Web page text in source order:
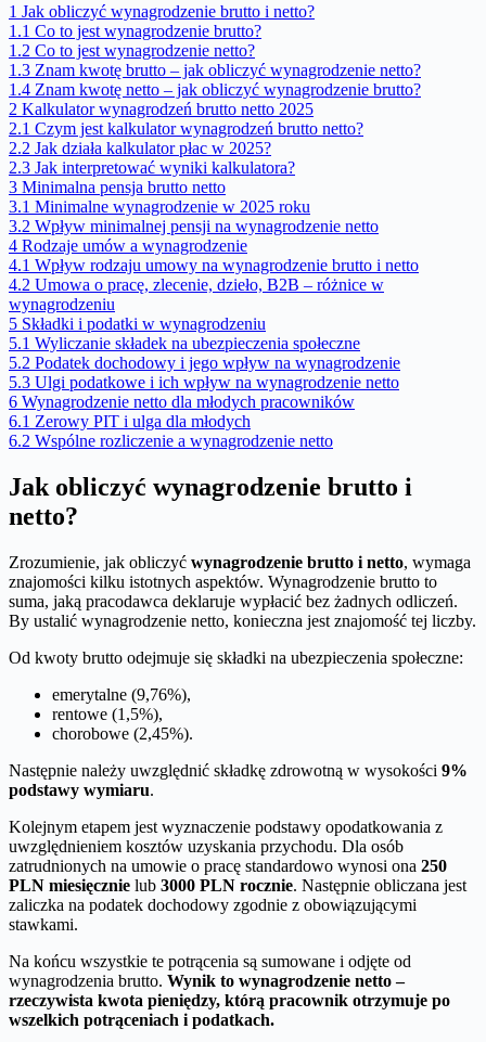
1 Jak obliczyć wynagrodzenie brutto i netto?
1.1 Co to jest wynagrodzenie brutto?
1.2 Co to jest wynagrodzenie netto?
1.3 Znam kwotę brutto – jak obliczyć wynagrodzenie netto?
1.4 Znam kwotę netto – jak obliczyć wynagrodzenie brutto?
2 Kalkulator wynagrodzeń brutto netto 2025
2.1 Czym jest kalkulator wynagrodzeń brutto netto?
2.2 Jak działa kalkulator płac w 2025?
2.3 Jak interpretować wyniki kalkulatora?
3 Minimalna pensja brutto netto
3.1 Minimalne wynagrodzenie w 2025 roku
3.2 Wpływ minimalnej pensji na wynagrodzenie netto
4 Rodzaje umów a wynagrodzenie
4.1 Wpływ rodzaju umowy na wynagrodzenie brutto i netto
4.2 Umowa o pracę, zlecenie, dzieło, B2B – różnice w
wynagrodzeniu
5 Składki i podatki w wynagrodzeniu
5.1 Wyliczanie składek na ubezpieczenia społeczne
5.2 Podatek dochodowy i jego wpływ na wynagrodzenie
5.3 Ulgi podatkowe i ich wpływ na wynagrodzenie netto
6 Wynagrodzenie netto dla młodych pracowników
6.1 Zerowy PIT i ulga dla młodych
6.2 Wspólne rozliczenie a wynagrodzenie netto
Jak obliczyć wynagrodzenie brutto i
netto?
Zrozumienie, jak obliczyć wynagrodzenie brutto i netto, wymaga
znajomości kilku istotnych aspektów. Wynagrodzenie brutto to
suma, jaką pracodawca deklaruje wypłacić bez żadnych odliczeń.
By ustalić wynagrodzenie netto, konieczna jest znajomość tej liczby.
Od kwoty brutto odejmuje się składki na ubezpieczenia społeczne:
emerytalne (9,76%),
rentowe (1,5%),
chorobowe (2,45%).
Następnie należy uwzględnić składkę zdrowotną w wysokości 9%
podstawy wymiaru.
Kolejnym etapem jest wyznaczenie podstawy opodatkowania z
uwzględnieniem kosztów uzyskania przychodu. Dla osób
zatrudnionych na umowie o pracę standardowo wynosi ona 250
PLN miesięcznie lub 3000 PLN rocznie. Następnie obliczana jest
zaliczka na podatek dochodowy zgodnie z obowiązującymi
stawkami.
Na końcu wszystkie te potrącenia są sumowane i odjęte od
wynagrodzenia brutto. Wynik to wynagrodzenie netto –
rzeczywista kwota pieniędzy, którą pracownik otrzymuje po
wszelkich potrąceniach i podatkach.